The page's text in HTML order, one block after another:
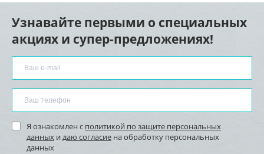
Узнавайте первыми о специальных
акциях и супер-предложениях!
Я ознакомлен с политикой по защите персональных
данных и даю согласие на обработку персональных
данных